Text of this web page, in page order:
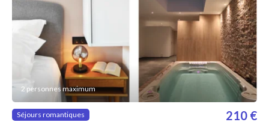
2 personnes maximum
Séjours romantiques 210 €